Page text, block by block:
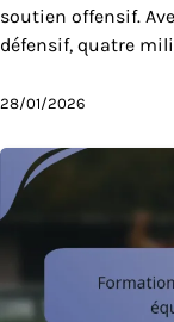
soutien offensif.
défensif, quatre
28/01/2026